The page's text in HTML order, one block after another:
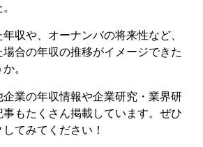
収や、オーナンバの将来性など、
合の年収の推移がイメージできた
。
業の年収情報や企業研究・業界研
もたくさん掲載しています。ぜひ
てみてください！